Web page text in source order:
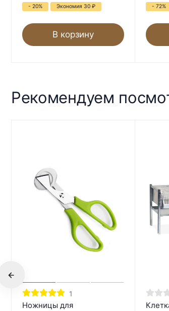
- 20% Экономия 30 ₽
В корзину
- 72%
Рекомендуем
1
Ножницы для